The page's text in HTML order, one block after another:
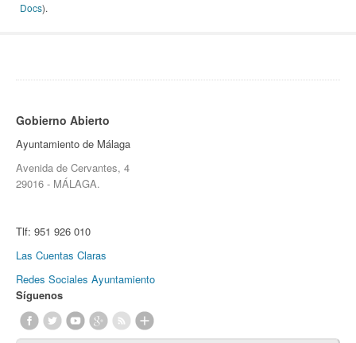
Docs).
Gobierno Abierto
Ayuntamiento de Málaga
Avenida de Cervantes, 4
29016 - MÁLAGA.
Tlf: 951 926 010
Las Cuentas Claras
Redes Sociales Ayuntamiento
Síguenos